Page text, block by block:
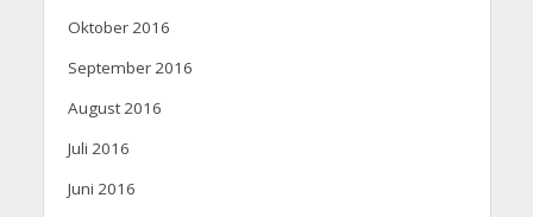
Oktober 2016
September 2016
August 2016
Juli 2016
Juni 2016